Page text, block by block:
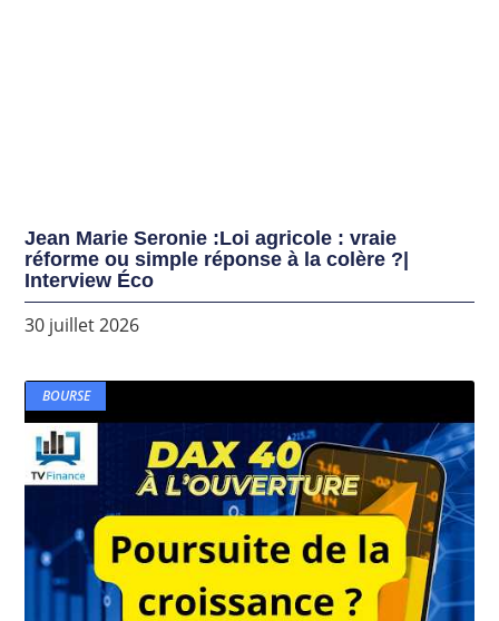
Jean Marie Seronie :Loi agricole : vraie
réforme ou simple réponse à la colère ?|
Interview Éco
30 juillet 2026
BOURSE